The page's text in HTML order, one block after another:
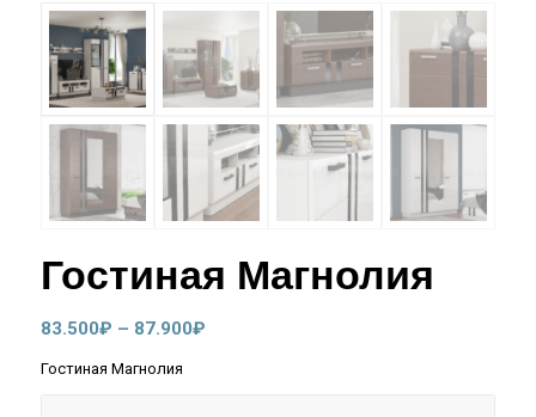
Гостиная Магнолия
83.500₽ – 87.900₽Диапазон
Гостиная Магнолия